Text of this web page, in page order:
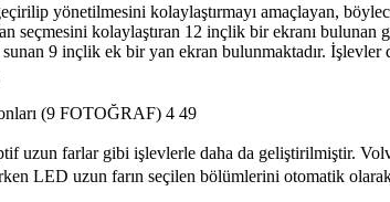
yönetilmesini kolaylaştırmayı amaçlayan,
seçmesini kolaylaştıran 12 inçlik bir ekranı
9 inçlik ek bir yan ekran bulunmaktadır.
49
uzun farlar gibi işlevlerle daha da geliştirilmiştir.
LED uzun farın seçilen bölümlerini otomatik